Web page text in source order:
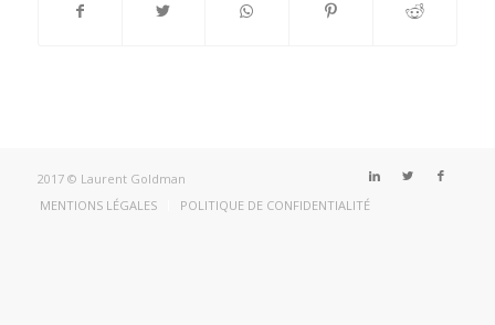
2017 © Laurent Goldman
MENTIONS LÉGALES
POLITIQUE DE CONFIDENTIALITÉ